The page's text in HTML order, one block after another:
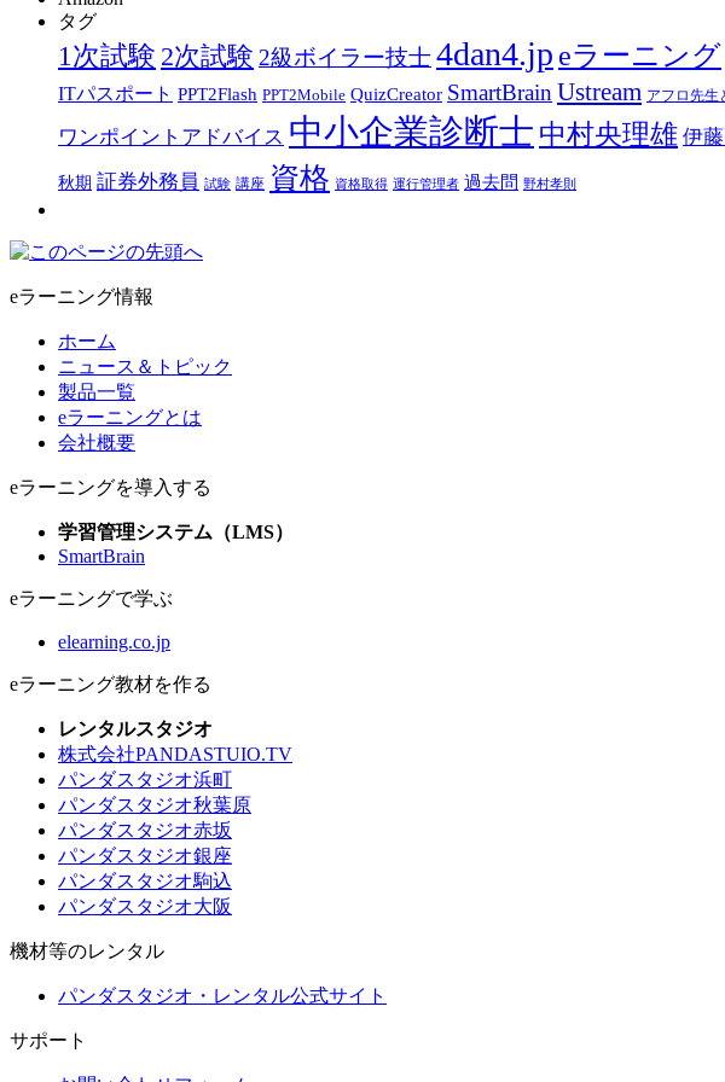
タグ
1次試験 2次試験 2級ボイラー技士4dan4.jp eラーニング
ITパスポート PPT2Flash PPT2Mobile QuizCreator SmartBrain Ustream アフロ先生
ワンポイントアドバイス 中小企業診断士 中村央理雄 伊
秋期 証券外務員 試験 講座 資格 資格取得 運行管理者 過去問 野村孝則
eラーニング情報
ホーム
ニュース＆トピック
製品一覧
eラーニングとは
会社概要
eラーニングを導入する
学習管理システム（LMS）
SmartBrain
eラーニングで学ぶ
elearning.co.jp
eラーニング教材を作る
レンタルスタジオ
株式会社PANDASTUIO.TV
パンダスタジオ浜町
パンダスタジオ秋葉原
パンダスタジオ赤坂
パンダスタジオ銀座
パンダスタジオ駒込
パンダスタジオ大阪
機材等のレンタル
パンダスタジオ・レンタル公式サイト
サポート